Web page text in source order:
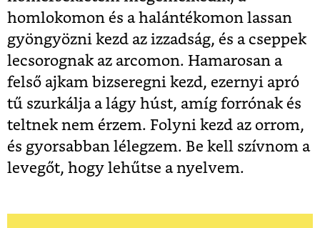
homlokomon és a halántékomon lassan
gyöngyözni kezd az izzadság, és a cseppek
lecsorognak az arcomon. Hamarosan a
felső ajkam bizseregni kezd, ezernyi apró
tű szurkálja a lágy húst, amíg forrónak és
teltnek nem érzem. Folyni kezd az orrom,
és gyorsabban lélegzem. Be kell szívnom a
levegőt, hogy lehűtse a nyelvem.